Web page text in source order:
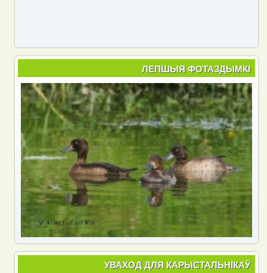
ЛЕПШЫЯ ФОТАЗДЫМКІ
УВАХОД ДЛЯ КАРЫСТАЛЬНІКАЎ